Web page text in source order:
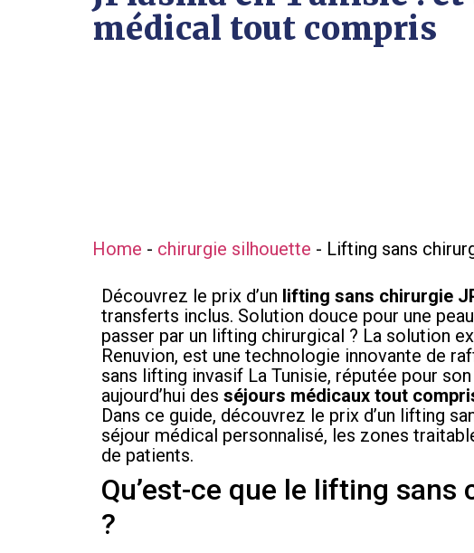
médical tout compris
Home - chirurgie silhouette - Lifting sans
Découvrez le prix d’un lifting sans chirurgie
transferts inclus. Solution douce pour une
passer par un lifting chirurgical ? La solution
Renuvion, est une technologie innovante de
sans lifting invasif La Tunisie, réputée pour
aujourd’hui des séjours médicaux tout
Dans ce guide, découvrez le prix d’un lifting
séjour médical personnalisé, les zones
de patients.
Qu’est-ce que le lifting
?